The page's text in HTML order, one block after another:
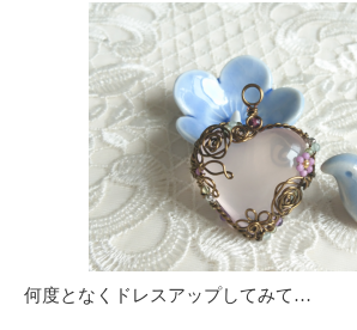
何度となくドレスアップしてみて…